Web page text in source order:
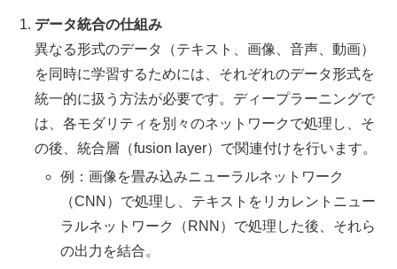
データ統合の仕組み
異なる形式のデータ（テキスト、画像、音声、動画）
を同時に学習するためには、それぞれのデータ形式を
統一的に扱う方法が必要です。ディープラーニングで
は、各モダリティを別々のネットワークで処理し、そ
の後、統合層（fusion layer）で関連付けを行います。
例：画像を畳み込みニューラルネットワーク
（CNN）で処理し、テキストをリカレントニュー
ラルネットワーク（RNN）で処理した後、それら
の出力を結合。